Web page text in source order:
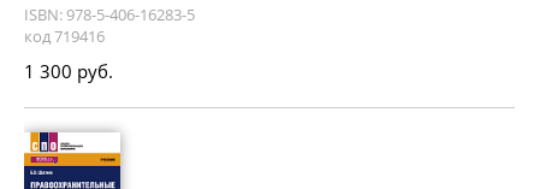
ISBN: 978-5-406-16283-5
код 719416
1 300 руб.